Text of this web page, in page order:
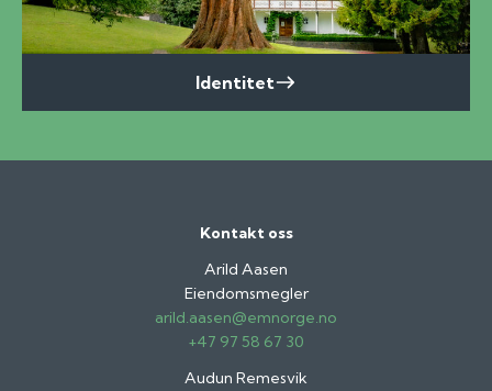
Identitet
Kontakt oss
Arild Aasen
Eiendomsmegler
arild.aasen@emnorge.no
+47 97 58 67 30
Audun Remesvik